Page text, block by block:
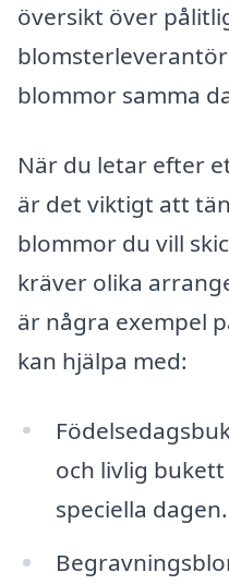
översikt över
blommor samma
När du letar efter
är det viktigt att
blommor du vill
kräver olika
är några exempel
kan hjälpa med:
och livlig
speciella dagen.